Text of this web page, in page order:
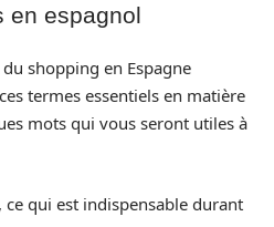
en espagnol
shopping en Espagne
termes essentiels en matière
mots qui vous seront utiles à
ce qui est indispensable durant